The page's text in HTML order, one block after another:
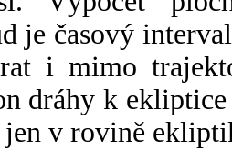
je časový
i mimo
dráhy k
jen v rovině